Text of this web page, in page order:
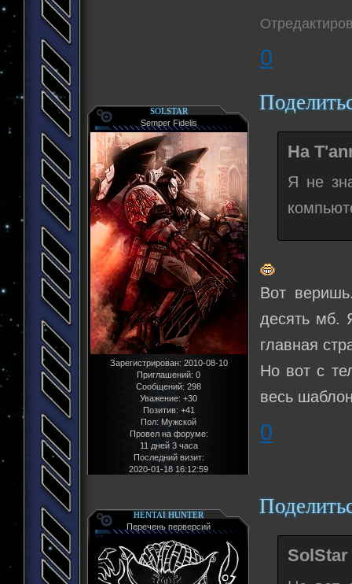
0
SOLSTAR
Semper Fidelis
Зарегистрирован: 2010-08-10
Приглашений: 0
Сообщений: 298
Уважение: +30
Позитив: +41
Пол: Мужской
Провел на форуме:
11 дней 3 часа
Последний визит:
2020-01-18 16:12:59
Ha
Я не
Вот
десять мб.
главная
Но вот с
весь
0
HENTAI HUNTER
Перечень перверсий
SolStar